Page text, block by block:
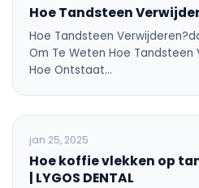
Hoe Tandsteen
Hoe Tandsteen
Om Te Weten Hoe Tandsteen
Hoe Ontstaat…
ALGEMENE TANDHEELKUNDE
jan 25, 2025
Hoe koffie vlekken op
| LYGOS DENTAL